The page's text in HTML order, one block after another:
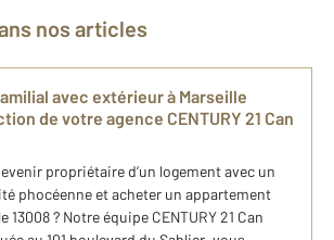
nos articles
​avec extérieur à Marseille​
de​ votre agence CENTURY 21 Can
propriétaire d’un logement avec un
phocéenne et acheter un appartement
13008​ ? Notre équipe CENTURY 21 Can